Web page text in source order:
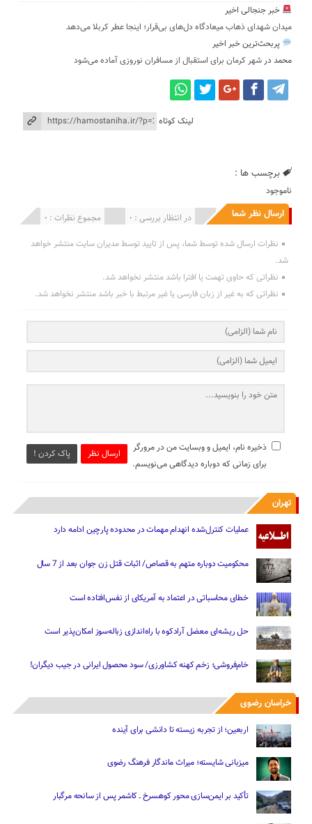
خبر جنجالی اخیر
میدان شهدای ذهاب میعادگاه دل‌های بی‌قرار؛ اینجا عطر کربلا می‌دهد
پربحث‌ترین خبر اخیر
محمد درشهر کرمان برای استقبال از مسافران نوروزی آماده می‌شود
لینک کوتاه
برچسب ها :
ناموجود
ارسال نظر شما مجموع نظرات : 0 در انتظار بررسی : 0 انتشار یافته : 0
نظرات ارسال شده توسط شما، پس از تایید توسط مدیران سایت منتشر خواهد
شد.
نظراتی که حاوی تهمت یا افترا باشد منتشر نخواهد شد.
نظراتی که به غیر از زبان فارسی یا غیر مرتبط با خبر باشد منتشر نخواهد شد.
ارسال نظر پاک کردن !
ذخیره نام، ایمیل و وبسایت من در مرورگر
برای زمانی که دوباره دیدگاهی می‌نویسم.
تهران
عملیات کنترل‌شده انهدام مهمات در محدوده پارچین ادامه دارد
محکومیت دوباره متهم به قصاص/ اثبات قتل زن جوان بعد از 7 سال
خطای محاسباتی در اعتماد به آمریکای از نفس‌افتاده است
حل ریشه‌ای معضل آرادکوه با راه‌اندازی زباله‌سوز امکان‌پذیر است
خام‌فروشی؛ زخم کهنه کشاورزی/ سود محصول ایرانی در جیب دیگران!
خراسان رضوی
اربعین؛ از تجربه زیسته تا دانشی برای آینده
میزبانی شایسته؛ میراث ماندگار فرهنگ رضوی
تأکید بر ایمن‌سازی محور کوهسرخ ـ کاشمر پس از سانحه مرگبار